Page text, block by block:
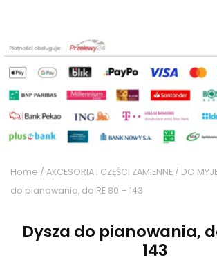
Home / AKCESORIA I CZĘŚCI ZAMIENNE / DO
do pianowania, do RE 80 – 143
Dysza do pianowania,
143